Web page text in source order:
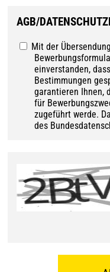
AGB/
Mit der
einverstanden,
Bestimmungen
garantieren Ihnen,
für
zugeführt werde.
des